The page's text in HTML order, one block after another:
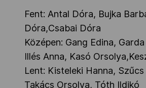
Fent: Antal Dóra, Bujka
Dóra,Csabai Dóra
Középen: Gang Edina,
Illés Anna, Kasó
Lent: Kisteleki Hanna, Szűcs
Takács Orsolya, Tóth Ildikó